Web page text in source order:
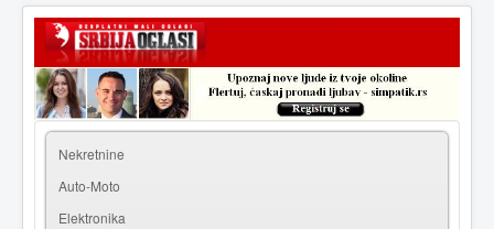
| Registracija
Nekretnine
Auto-Moto
Elektronika